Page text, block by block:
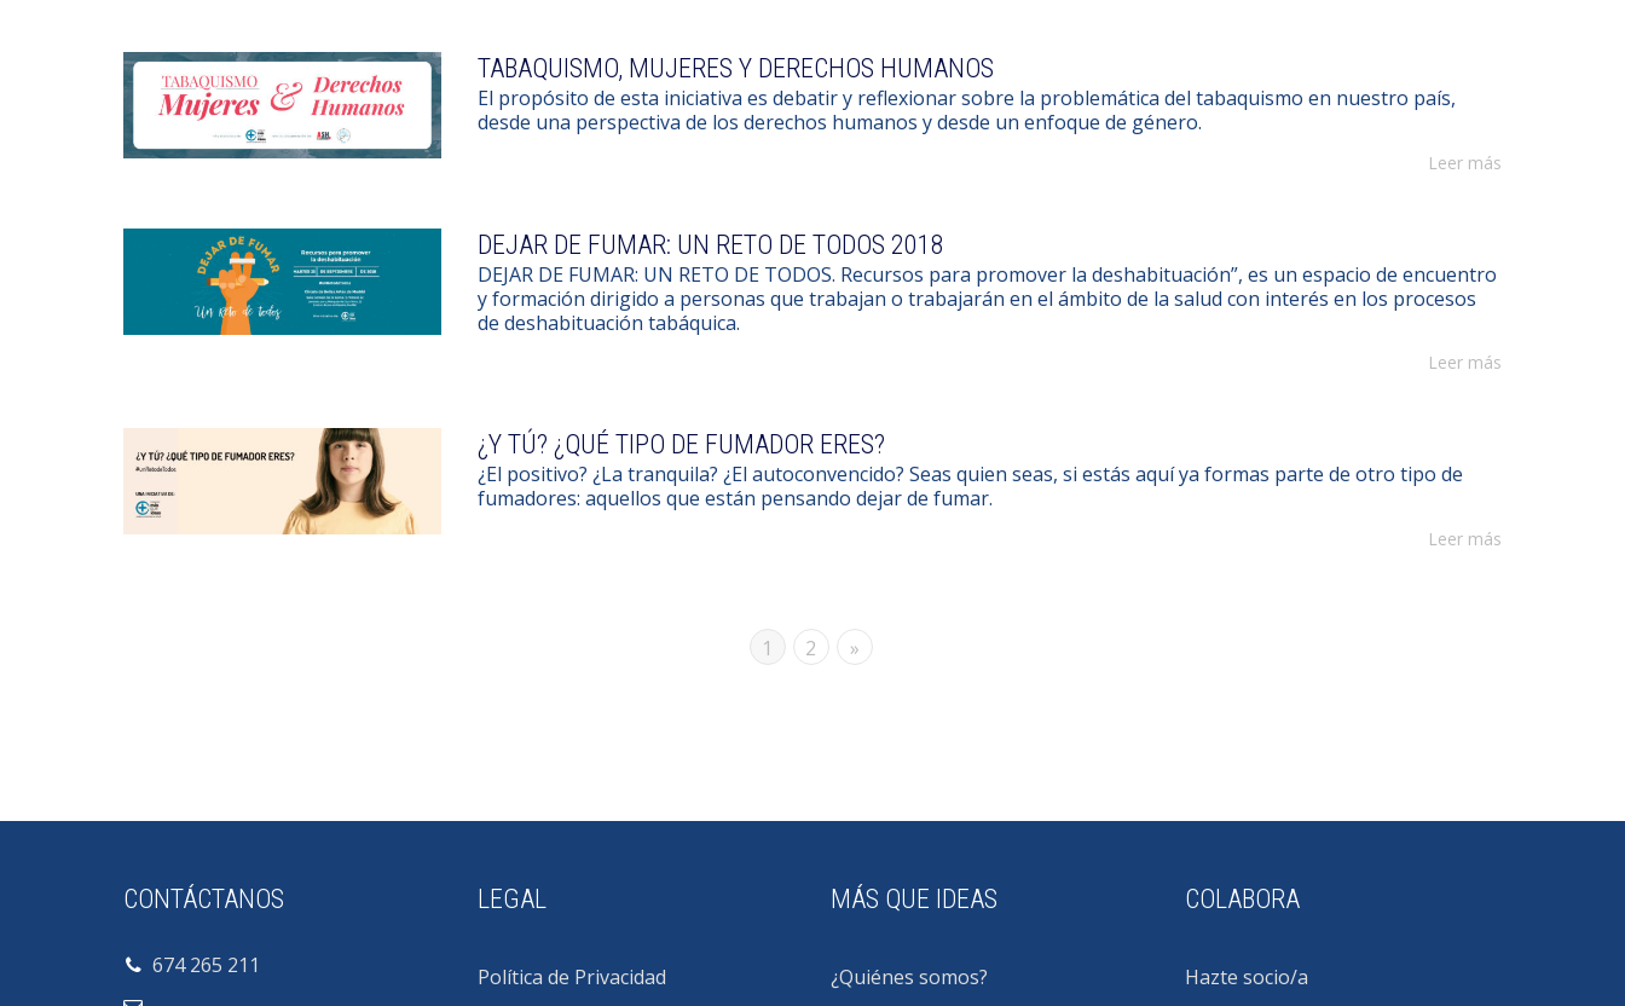
TABAQUISMO, MUJERES Y DERECHOS HUMANOS
El propósito de esta iniciativa es debatir y reflexionar sobre la problemática del tabaquismo en nuestro país,
desde una perspectiva de los derechos humanos y desde un enfoque de género.
Leer más
DEJAR DE FUMAR: UN RETO DE TODOS 2018
DEJAR DE FUMAR: UN RETO DE TODOS. Recursos para promover la deshabituación”, es un espacio de encuentro
y formación dirigido a personas que trabajan o trabajarán en el ámbito de la salud con interés en los procesos
de deshabituación tabáquica.
Leer más
¿Y TÚ? ¿QUÉ TIPO DE FUMADOR ERES?
¿El positivo? ¿La tranquila? ¿El autoconvencido? Seas quien seas, si estás aquí ya formas parte de otro tipo de
fumadores: aquellos que están pensando dejar de fumar.
Leer más
1 2 »
CONTÁCTANOS
674 265 211
LEGAL
Política de Privacidad
MÁS QUE IDEAS
¿Quiénes somos?
COLABORA
Hazte socio/a